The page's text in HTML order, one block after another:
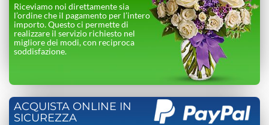
Riceviamo noi direttamente sia
l’ordine che il pagamento per l’intero
importo. Questo ci permette di
realizzare il servizio richiesto nel
migliore dei modi, con reciproca
soddisfazione.
ACQUISTA ONLINE IN
SICUREZZA